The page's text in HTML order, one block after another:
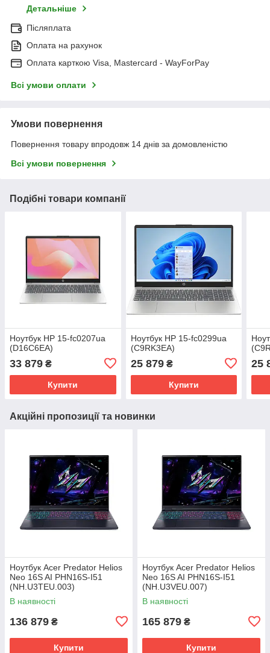
Детальніше
Післяплата
Оплата на рахунок
Оплата карткою Visa, Mastercard - WayForPay
Всі умови оплати
Умови повернення
Повернення товару впродовж 14 днів за домовленістю
Всі умови повернення
Подібні товари компанії
Ноутбук HP 15-fc0207ua
(D16C6EA)
33 879 ₴
Купити
Ноутбук HP 15-fc0299ua
(C9RK3EA)
25 879₴
Купити
25
Акційні пропозиції та новинки
Ноутбук Acer Predator Helios
Neo 16S AI PHN16S-I51
(NH.U3TEU.003)
В наявності
136 879 ₴
Купити
Ноутбук Acer Predator Helios
Neo 16S AI PHN16S-I51
(NH.U3VEU.007)
В наявності
165 879 ₴
Купити